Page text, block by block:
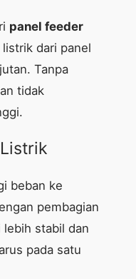
panel feeder
dari panel
Tanpa
tidak
beban ke
pembagian
stabil dan
pada satu